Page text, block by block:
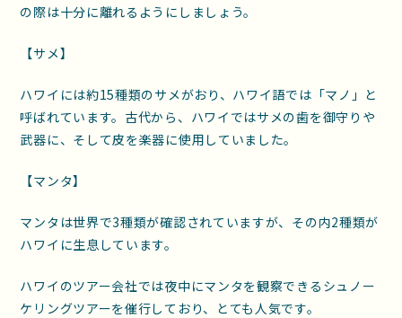
の際は十分に離れるようにしましょう。
【サメ】
ハワイには約15種類のサメがおり、ハワイ語では「マノ」と
呼ばれています。古代から、ハワイではサメの歯を御守りや
武器に、そして皮を楽器に使用していました。
【マンタ】
マンタは世界で3種類が確認されていますが、その内2種類が
ハワイに生息しています。
ハワイのツアー会社では夜中にマンタを観察できるシュノー
ケリングツアーを催行しており、とても人気です。